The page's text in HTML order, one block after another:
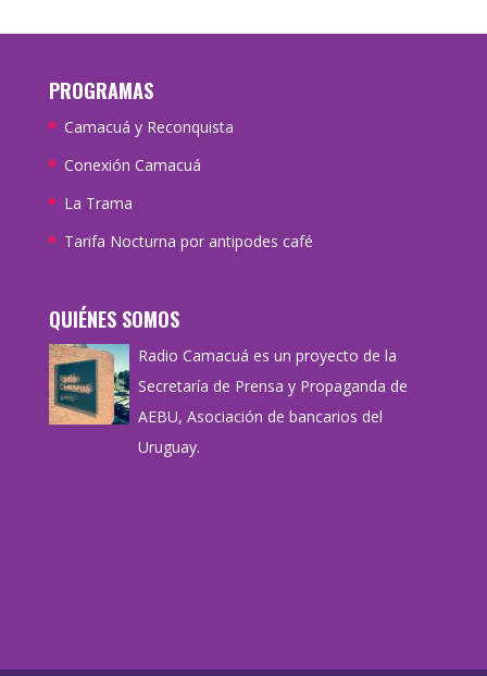
PROGRAMAS
Camacuá y Reconquista
Conexión Camacuá
La Trama
Tarifa Nocturna por antipodes café
QUIÉNES SOMOS
Radio Camacuá es un proyecto de la
Secretaría de Prensa y Propaganda de
AEBU, Asociación de bancarios del
Uruguay.